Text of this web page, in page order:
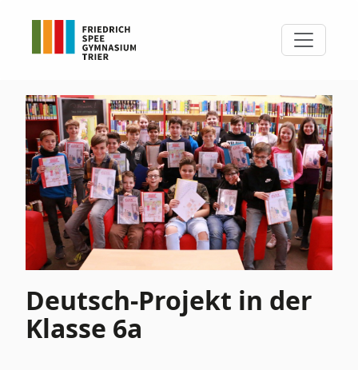
Deutsch-Projekt in der
Klasse 6a